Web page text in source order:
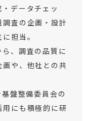
データチェッ
調査の企画・設計
担当。
、調査の品質に
画や、他社との共
盤整備委員会の
にも積極的に研